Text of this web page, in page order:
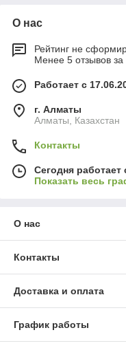
О нас
Рейтинг не
Менее 5 отзывов за
Работает с
г. Алматы
Алматы, Казахстан
Контакты
Сегодня работает
Показать весь
О нас
Контакты
Доставка и оплата
График работы